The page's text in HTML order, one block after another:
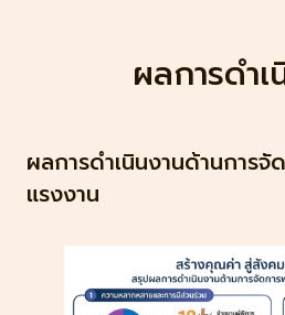
ผลการดำเ
ผลการดำเนินงานด้านการจั
แรงงาน